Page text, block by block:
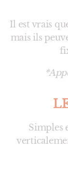
Il est vrais
mais ils
Simples